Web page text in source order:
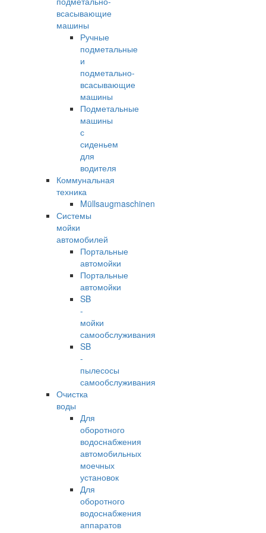
всасывающие
машины
Ручные
подметальные
и
подметально-
всасывающие
машины
Подметальные
машины
с
сиденьем
для
водителя
Коммунальная
техника
Müllsaugmaschinen
Системы
мойки
автомобилей
Портальные
автомойки
Портальные
автомойки
SB
-
мойки
самообслуживания
SB
-
пылесосы
самообслуживания
Очистка
воды
Для
оборотного
водоснабжения
автомобильных
моечных
установок
Для
оборотного
водоснабжения
аппаратов